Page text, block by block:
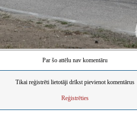
Par šo attēlu nav komentāru
Tikai reģistrēti lietotāji drīkst pievienot komentārus
Reģistrēties